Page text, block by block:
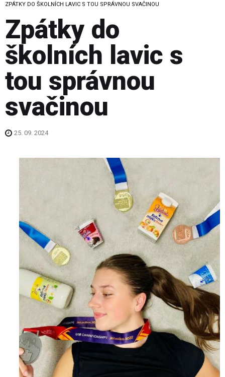
CURRENT:
ZPÁTKY DO ŠKOLNÍCH LAVIC S TOU SPRÁVNOU SVAČINOU
Zpátky do
školních lavic s
tou správnou
svačinou
25. 09. 2024